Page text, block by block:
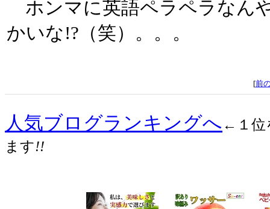
ホンマに英語ペラペラなん
かいな!?（笑）。。。
[前
人気ブログランキングへ ←１位
ます!!